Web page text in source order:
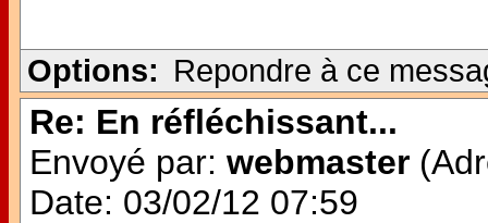
Options: Repondre à ce
Re: En réfléchissant...
Envoyé par: webmaster
Date: 03/02/12 07:59